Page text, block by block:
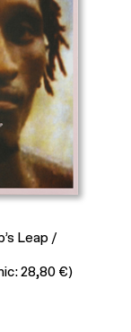
Leap /
28,80 €)